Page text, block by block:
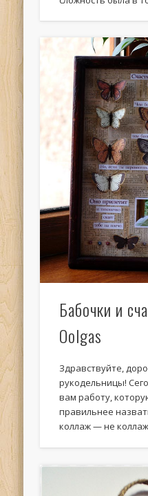
Бабочки и
Oolgas
Здравствуйте,
рукодельницы!
вам работу,
правильнее
коллаж — не